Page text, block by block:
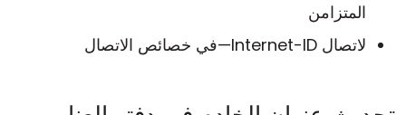
المتزامن
لاتصال Internet-ID—في خصائص الاتصال